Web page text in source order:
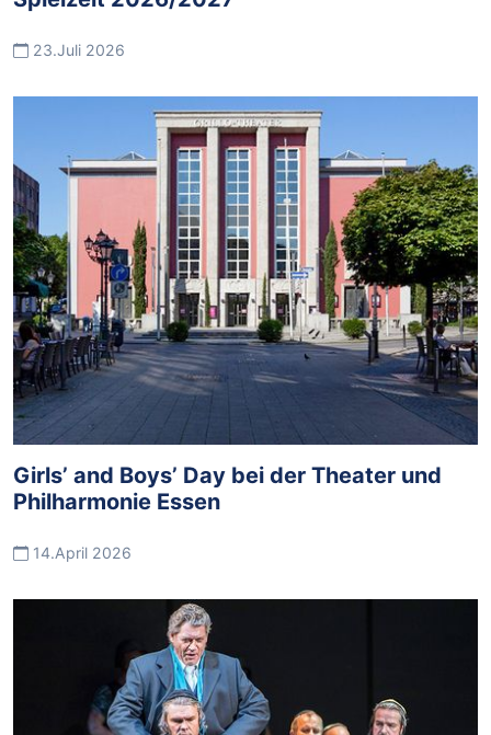
23.Juli 2026
Girls’ and Boys’ Day bei der Theater und
Philharmonie Essen
14.April 2026